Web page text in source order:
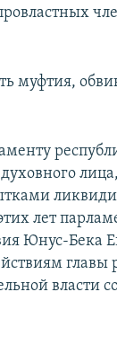
муфтия,
лет
Юнус-Бека
главы
власти